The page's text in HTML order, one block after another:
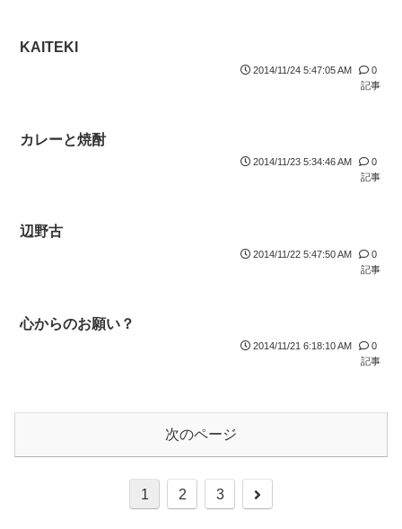
KAITEKI
2014/11/24 5:47:05 AM
0
記事
カレーと焼酎
2014/11/23 5:34:46 AM
0
記事
辺野古
2014/11/22 5:47:50 AM
0
記事
心からのお願い？
2014/11/21 6:18:10 AM
0
記事
次のページ
1 2 3